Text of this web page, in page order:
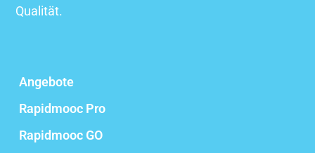
Qualität.
Angebote
Rapidmooc Pro
Rapidmooc GO